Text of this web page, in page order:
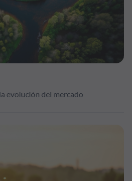
evolución del mercado